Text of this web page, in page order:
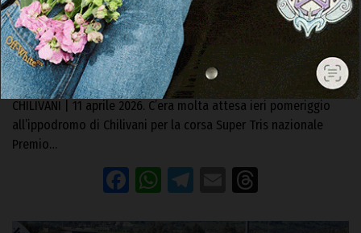
Chilivani, Poison de l’Alguer nella Super Tris-
Quarté-Quinté batte gli ospiti romani
nonostante il peso
11 Aprile 2026, 08:34
CHILIVANI | 11 aprile 2026. C’era molta attesa ieri pomeriggio
all’ippodromo di Chilivani per la corsa Super Tris nazionale
Premio…
Facebook
WhatsApp
Telegram
Email